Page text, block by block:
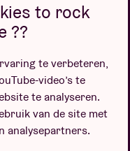
Verkoopsvoorwaarden
to rock
??
te verbeteren,
video’s te
te analyseren.
van de site met
analysepartners.